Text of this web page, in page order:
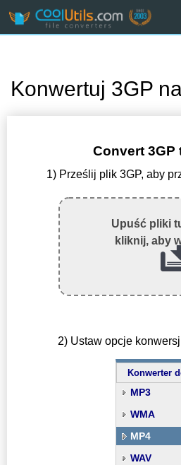
Konwertuj 3GP
Convert 3GP
1) Prześlij plik 3GP, aby
Upuść pliki
kliknij, aby
2) Ustaw opcje
Konwerter
MP3
WMA
MP4
WAV